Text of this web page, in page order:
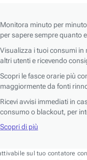
Monitora minuto per
per sapere sempre quanto
Visualizza i tuoi consumi
altri utenti e ricevendo
Scopri le fasce orarie più
maggiormente da fonti
Ricevi avvisi immediati in
consumo o blackout, per
Scopri di più
sul tuo contatore